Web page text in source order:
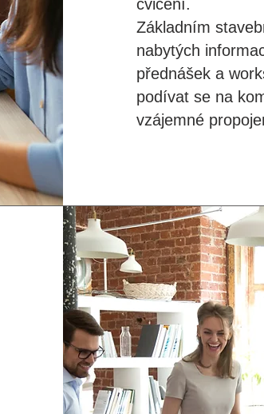
cvičení.
Základním
nabytých
přednášek a
podívat se na
vzájemné